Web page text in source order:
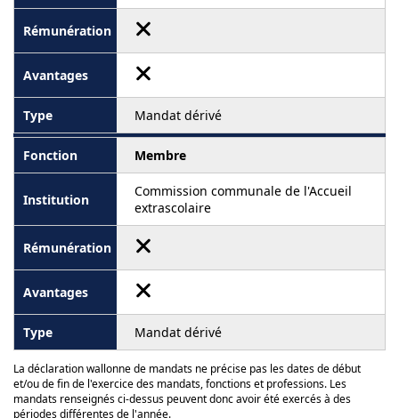
Mandat dérivé
Membre
Commission communale de l'Accueil
extrascolaire
Mandat dérivé
La déclaration wallonne de mandats ne précise pas les dates de début
et/ou de fin de l'exercice des mandats, fonctions et professions. Les
mandats renseignés ci-dessus peuvent donc avoir été exercés à des
périodes différentes de l'année.